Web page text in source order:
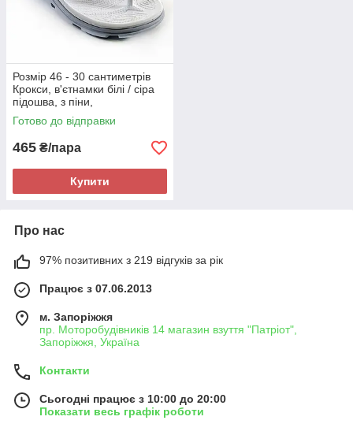
Розмір 46 - 30 сантиметрів
Крокси, в'єтнамки білі / сіра
підошва, з піни,
повнорозмірні JoAm 118314
Готово до відправки
465 ₴/пара
Купити
Про нас
97% позитивних з 219 відгуків за рік
Працює з 07.06.2013
м. Запоріжжя
пр. Моторобудівників 14 магазин взуття "Патріот",
Запоріжжя, Україна
Контакти
Сьогодні працює з 10:00 до 20:00
Показати весь графік роботи